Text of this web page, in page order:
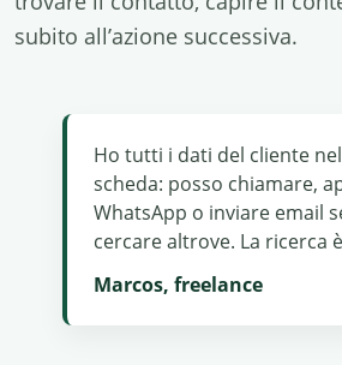
subito all’azione successiva.
Ho tutti i dati del cliente
scheda: posso chiamare,
WhatsApp o inviare email
cercare altrove. La ricerca
Marcos, freelance